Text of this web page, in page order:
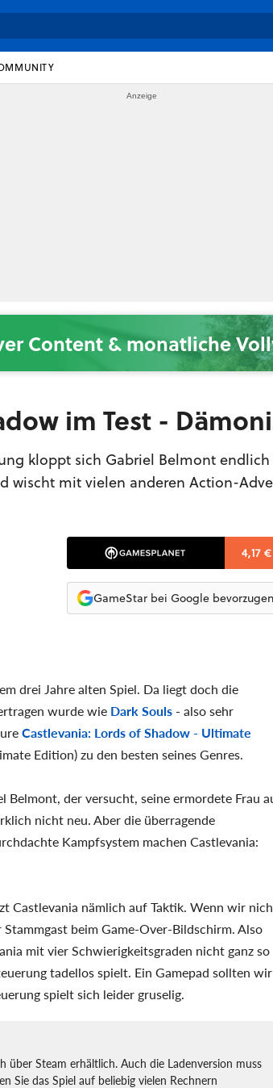
Content & monatliche
im Test -
kloppt sich Gabriel Belmont
wischt mit vielen anderen Action-
4,17 €
GameStar bei Google bevorzugen
drei Jahre alten Spiel. Da liegt doch die
wurde wie Dark Souls - also sehr
Castlevania: Lords of Shadow - Ultimate
Edition) zu den besten seines Genres.
Belmont, der versucht, seine ermordete Frau
nicht neu. Aber die überragende
Kampfsystem machen Castlevania:
Castlevania nämlich auf Taktik. Wenn wir
beim Game-Over-Bildschirm. Also
mit vier Schwierigkeitsgraden nicht ganz so
tadellos spielt. Ein Gamepad sollten wir
spielt sich leider gruselig.
über Steam erhältlich. Auch die Ladenversion muss
Sie das Spiel auf beliebig vielen Rechnern